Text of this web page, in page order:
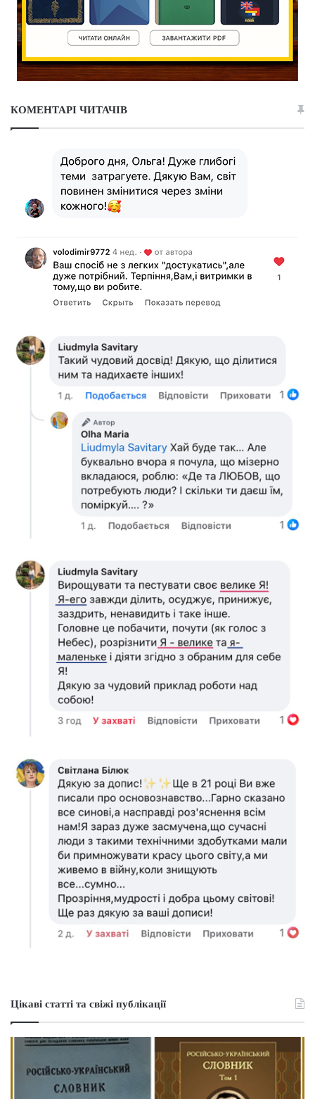
КОМЕНТАРІ ЧИТАЧІВ
Цікаві статті та свіжі публікації